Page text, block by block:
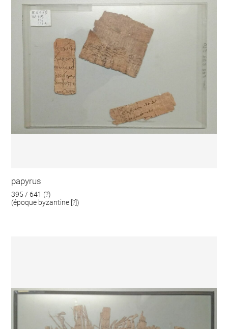
papyrus
395 / 641 (?)
(époque byzantine [?])